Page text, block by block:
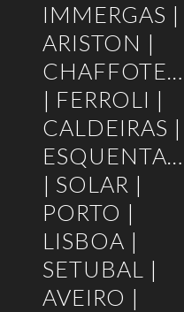
IMMERGAS |
ARISTON |
| FERROLI |
CALDEIRAS |
| SOLAR |
PORTO |
LISBOA |
SETUBAL |
AVEIRO |